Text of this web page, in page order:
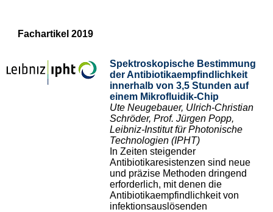
Fachartikel 2019
Spektroskopische Bestimmung
der Antibiotikaempfindlichkeit
innerhalb von 3,5 Stunden auf
einem Mikrofluidik-Chip
Ute Neugebauer, Ulrich-Christian
Schröder, Prof. Jürgen Popp,
Leibniz-Institut für Photonische
Technologien (IPHT)
In Zeiten steigender
Antibiotikaresistenzen sind neue
und präzise Methoden dringend
erforderlich, mit denen die
Antibiotikaempfindlichkeit von
infektionsauslösenden